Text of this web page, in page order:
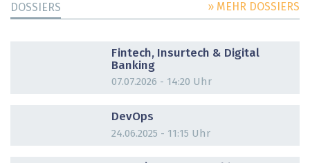
DOSSIERS » MEHR DOSSIERS
Fintech, Insurtech & Digital
Banking
07.07.2026 - 14:20 Uhr
DevOps
24.06.2025 - 11:15 Uhr